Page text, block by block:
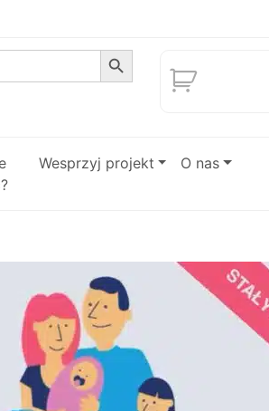
Search Button
Wesprzyj projekt O nas